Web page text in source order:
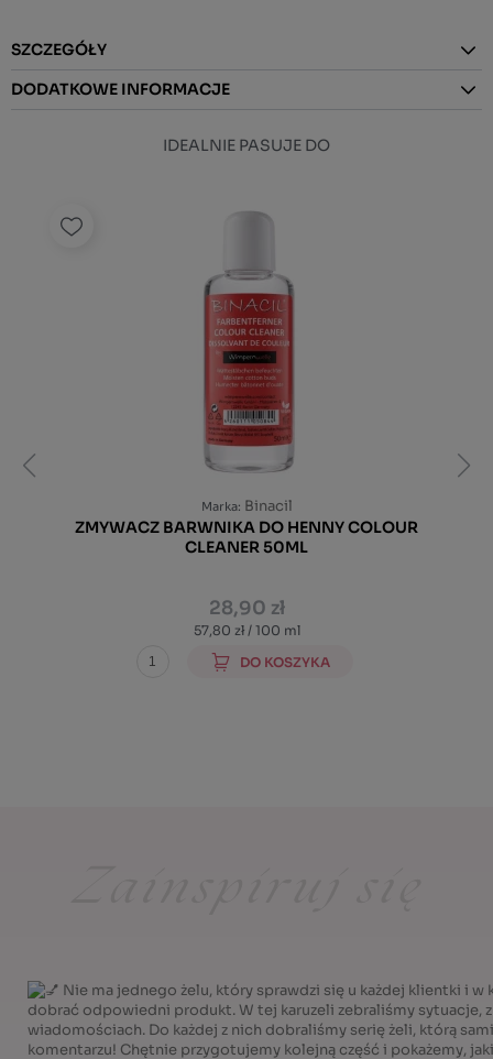
SZCZEGÓŁY
DODATKOWE INFORMACJE
IDEALNIE PASUJE DO
Marka: Binacil
ZMYWACZ BARWNIKA DO HENNY COLOUR
CLEANER 50ML
28,90 zł
57,80 zł / 100 ml
DO KOSZYKA